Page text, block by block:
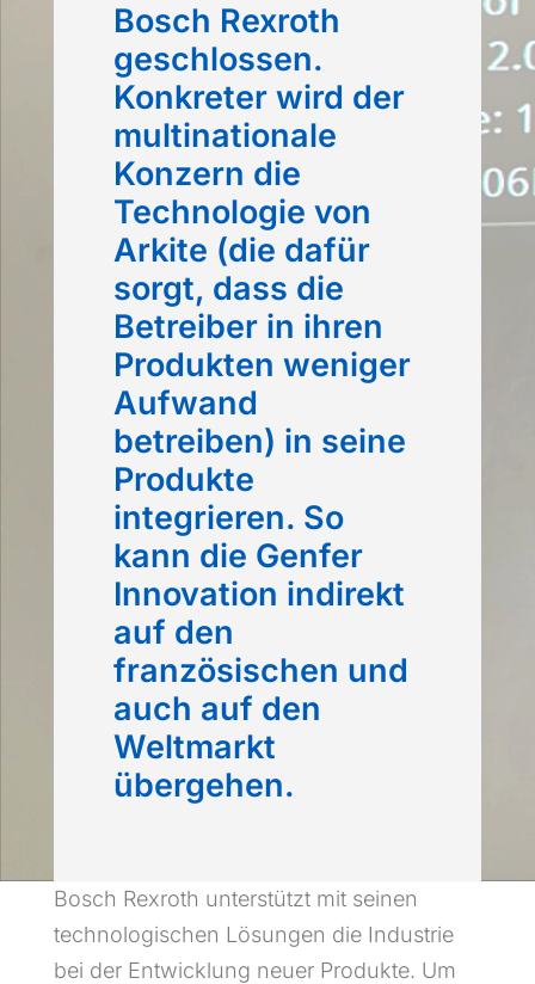
Bosch Rexroth
geschlossen.
Konkreter wird der
multinationale
Konzern die
Technologie von
Arkite (die dafür
sorgt, dass die
Betreiber in ihren
Produkten weniger
Aufwand
betreiben) in seine
Produkte
integrieren. So
kann die Genfer
Innovation indirekt
auf den
französischen und
auch auf den
Weltmarkt
übergehen.
Bosch Rexroth unterstützt mit seinen
technologischen Lösungen die Industrie
bei der Entwicklung neuer Produkte. Um